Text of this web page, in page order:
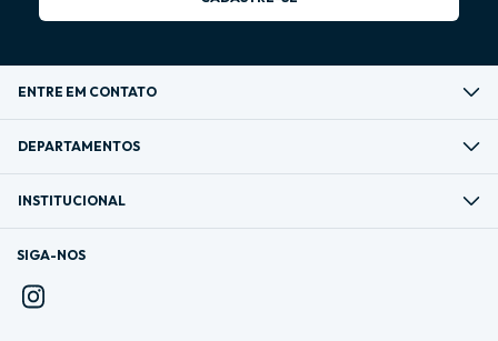
ENTRE EM CONTATO
DEPARTAMENTOS
INSTITUCIONAL
SIGA-NOS